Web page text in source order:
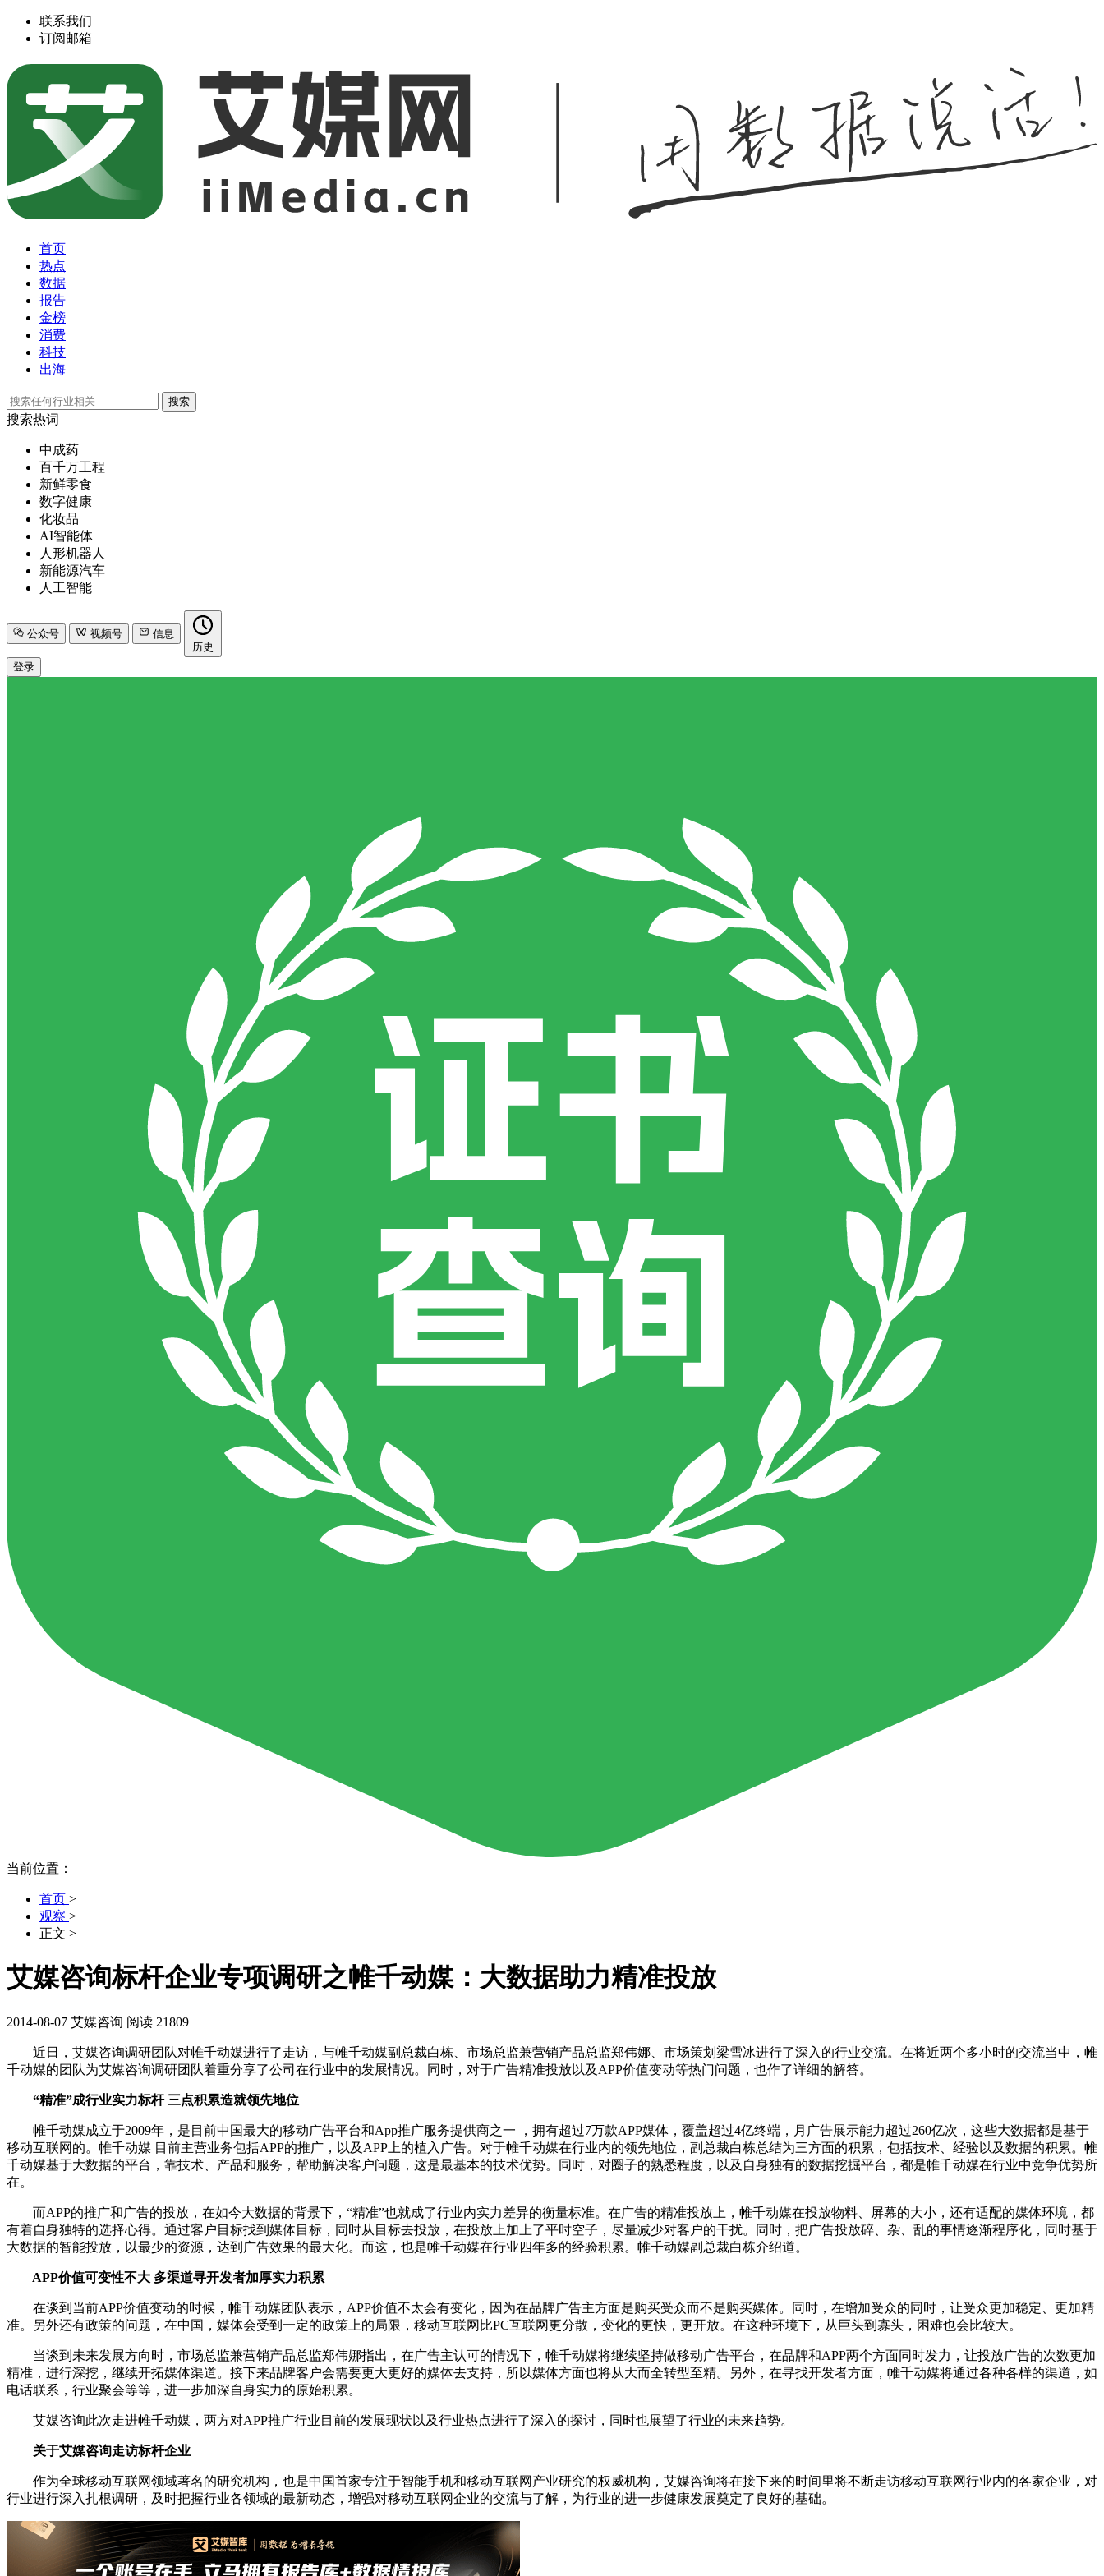
联系我们
订阅邮箱
首页
热点
数据
报告
金榜
消费
科技
出海
搜索
搜索热词
中成药
百千万工程
新鲜零食
数字健康
化妆品
AI智能体
人形机器人
新能源汽车
人工智能
公众号 视频号
信息
历史
登录
当前位置：
首页 >
观察 >
正文 >
艾媒咨询标杆企业专项调研之帷千动媒：大数据助力精准投放
2014-08-07 艾媒咨询 阅读 21809
近日，艾媒咨询调研团队对帷千动媒进行了走访，与帷千动媒副总裁白栋、市场总监兼营销产品总监郑伟娜、市场策划梁雪冰进行了深入的行业交流。在将近两个多小时的交流当中，帷
千动媒的团队为艾媒咨询调研团队着重分享了公司在行业中的发展情况。同时，对于广告精准投放以及APP价值变动等热门问题，也作了详细的解答。
“精准”成行业实力标杆 三点积累造就领先地位
帷千动媒成立于2009年，是目前中国最大的移动广告平台和App推广服务提供商之一 ，拥有超过7万款APP媒体，覆盖超过4亿终端，月广告展示能力超过260亿次，这些大数据都是基于
移动互联网的。帷千动媒 目前主营业务包括APP的推广，以及APP上的植入广告。对于帷千动媒在行业内的领先地位，副总裁白栋总结为三方面的积累，包括技术、经验以及数据的积累。帷
千动媒基于大数据的平台，靠技术、产品和服务，帮助解决客户问题，这是最基本的技术优势。同时，对圈子的熟悉程度，以及自身独有的数据挖掘平台，都是帷千动媒在行业中竞争优势所
在。
而APP的推广和广告的投放，在如今大数据的背景下，“精准”也就成了行业内实力差异的衡量标准。在广告的精准投放上，帷千动媒在投放物料、屏幕的大小，还有适配的媒体环境，都
有着自身独特的选择心得。通过客户目标找到媒体目标，同时从目标去投放，在投放上加上了平时空子，尽量减少对客户的干扰。同时，把广告投放碎、杂、乱的事情逐渐程序化，同时基于
大数据的智能投放，以最少的资源，达到广告效果的最大化。而这，也是帷千动媒在行业四年多的经验积累。帷千动媒副总裁白栋介绍道。
APP价值可变性不大 多渠道寻开发者加厚实力积累
在谈到当前APP价值变动的时候，帷千动媒团队表示，APP价值不太会有变化，因为在品牌广告主方面是购买受众而不是购买媒体。同时，在增加受众的同时，让受众更加稳定、更加精
准。另外还有政策的问题，在中国，媒体会受到一定的政策上的局限，移动互联网比PC互联网更分散，变化的更快，更开放。在这种环境下，从巨头到寡头，困难也会比较大。
当谈到未来发展方向时，市场总监兼营销产品总监郑伟娜指出，在广告主认可的情况下，帷千动媒将继续坚持做移动广告平台，在品牌和APP两个方面同时发力，让投放广告的次数更加
精准，进行深挖，继续开拓媒体渠道。接下来品牌客户会需要更大更好的媒体去支持，所以媒体方面也将从大而全转型至精。另外，在寻找开发者方面，帷千动媒将通过各种各样的渠道，如
电话联系，行业聚会等等，进一步加深自身实力的原始积累。
艾媒咨询此次走进帷千动媒，两方对APP推广行业目前的发展现状以及行业热点进行了深入的探讨，同时也展望了行业的未来趋势。
关于艾媒咨询走访标杆企业
作为全球移动互联网领域著名的研究机构，也是中国首家专注于智能手机和移动互联网产业研究的权威机构，艾媒咨询将在接下来的时间里将不断走访移动互联网行业内的各家企业，对
行业进行深入扎根调研，及时把握行业各领域的最新动态，增强对移动互联网企业的交流与了解，为行业的进一步健康发展奠定了良好的基础。